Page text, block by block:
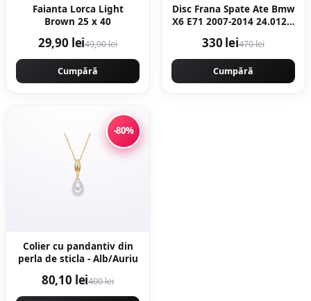
Faianta Lorca Light
Brown 25 x 40
29,90 lei49,90 lei
Cumpără
Disc Frana Spate Ate Bmw
X6 E71 2007-2014 24.0120-
330 lei470 lei
Cumpără
-80%
Colier cu pandantiv din
perla de sticla - Alb/Auriu
80,10 lei400 lei